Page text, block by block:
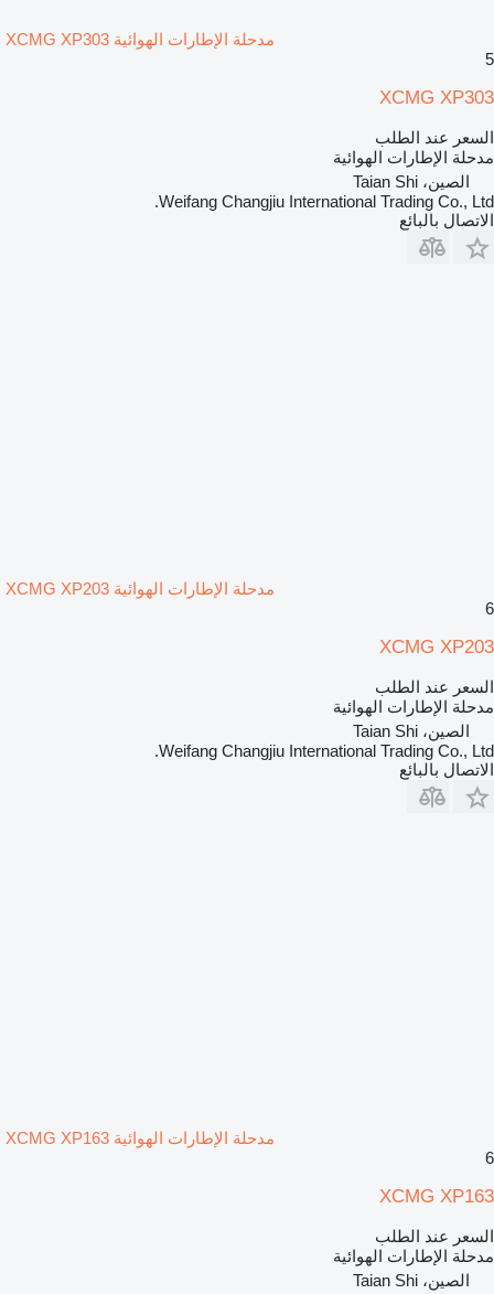
مدحلة الإطارات الهوائية XCMG XP303
5
XCMG XP303
السعر عند الطلب
مدحلة الإطارات الهوائية
الصين، Taian Shi
Weifang Changjiu International Trading Co., Ltd.
الاتصال بالبائع
مدحلة الإطارات الهوائية XCMG XP203
6
XCMG XP203
السعر عند الطلب
مدحلة الإطارات الهوائية
الصين، Taian Shi
Weifang Changjiu International Trading Co., Ltd.
الاتصال بالبائع
مدحلة الإطارات الهوائية XCMG XP163
6
XCMG XP163
السعر عند الطلب
مدحلة الإطارات الهوائية
الصين، Taian Shi